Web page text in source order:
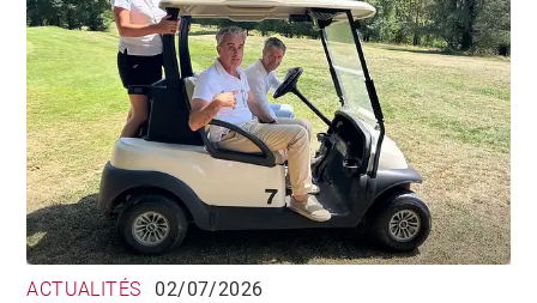
ACTUALITÉS 02/07/2026